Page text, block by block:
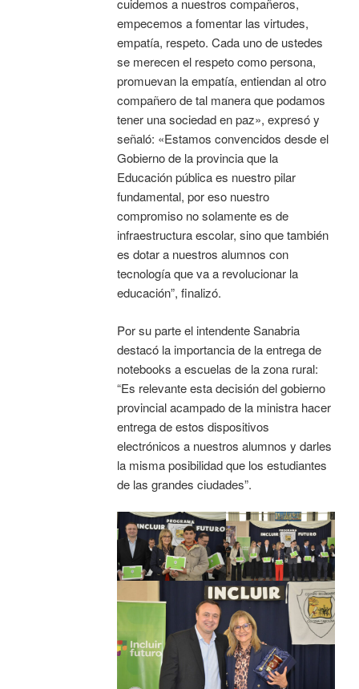
cuidemos a nuestros compañeros,
empecemos a fomentar las virtudes,
empatía, respeto. Cada uno de ustedes
se merecen el respeto como persona,
promuevan la empatía, entiendan al otro
compañero de tal manera que podamos
tener una sociedad en paz», expresó y
señaló: «Estamos convencidos desde el
Gobierno de la provincia que la
Educación pública es nuestro pilar
fundamental, por eso nuestro
compromiso no solamente es de
infraestructura escolar, sino que también
es dotar a nuestros alumnos con
tecnología que va a revolucionar la
educación”, finalizó.
Por su parte el intendente Sanabria
destacó la importancia de la entrega de
notebooks a escuelas de la zona rural:
“Es relevante esta decisión del gobierno
provincial acampado de la ministra hacer
entrega de estos dispositivos
electrónicos a nuestros alumnos y darles
la misma posibilidad que los estudiantes
de las grandes ciudades”.